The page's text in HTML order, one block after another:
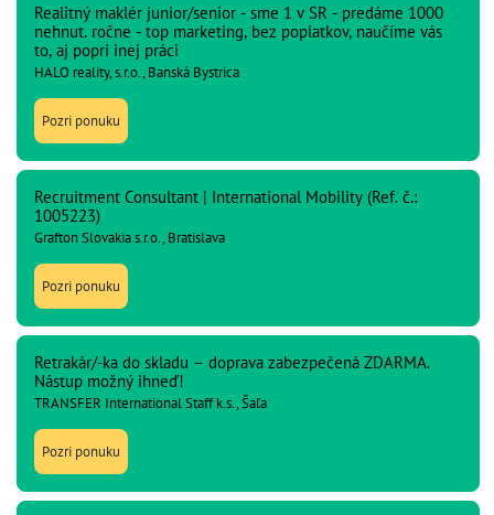
Realitný maklér junior/senior - sme 1 v SR - predáme 1000
nehnut. ročne - top marketing, bez poplatkov, naučíme vás
to, aj popri inej práci
HALO reality, s.r.o., Banská Bystrica
Pozri ponuku
Recruitment Consultant | International Mobility (Ref. č.:
1005223)
Grafton Slovakia s.r.o., Bratislava
Pozri ponuku
Retrakár/-ka do skladu – doprava zabezpečená ZDARMA.
Nástup možný ihneď!
TRANSFER International Staff k.s., Šaľa
Pozri ponuku